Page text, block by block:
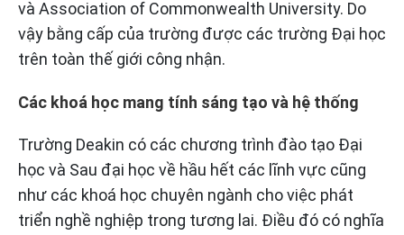
và Association of Commonwealth University. Do
vậy bằng cấp của trường được các trường Đại học
trên toàn thế giới công nhận.
Các khoá học mang tính sáng tạo và hệ thống
Trường Deakin có các chương trình đào tạo Đại
học và Sau đại học về hầu hết các lĩnh vực cũng
như các khoá học chuyên ngành cho việc phát
triển nghề nghiệp trong tương lai. Điều đó có nghĩa